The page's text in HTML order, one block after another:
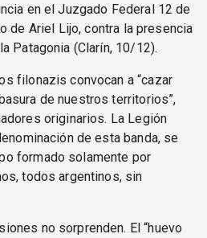
en el Juzgado Federal 12 de
de Ariel Lijo, contra la presencia
Patagonia (Clarín, 10/12).
filonazis convocan a “cazar
de nuestros territorios”,
originarios. La Legión
de esta banda, se
formado solamente por
todos argentinos, sin
no sorprenden. El “huevo